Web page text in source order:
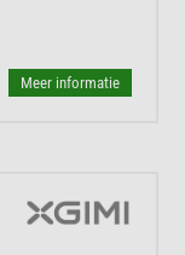
Meer informatie